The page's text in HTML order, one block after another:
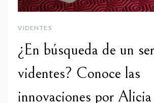
VIDENTES
¿En búsqueda de un
videntes? Conoce las
innovaciones por